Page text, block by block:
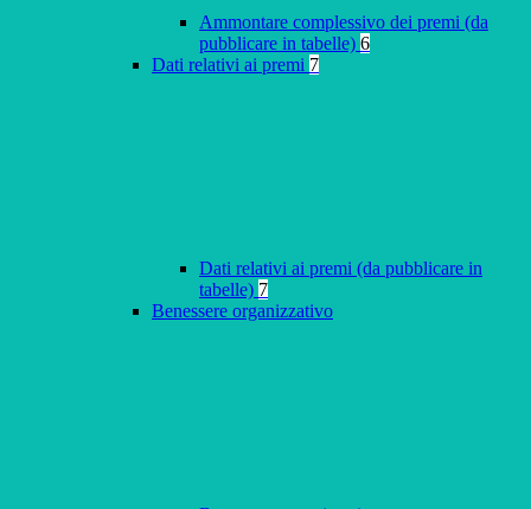
Ammontare complessivo dei premi (da
pubblicare in tabelle) 6
Dati relativi ai premi 7
Dati relativi ai premi (da pubblicare in
tabelle) 7
Benessere organizzativo